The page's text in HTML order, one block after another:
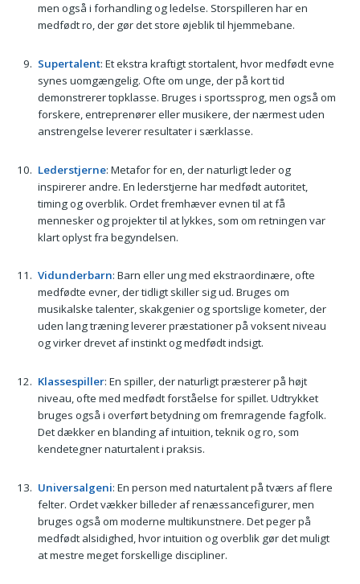
men også i forhandling og ledelse. Storspilleren har en
medfødt ro, der gør det store øjeblik til hjemmebane.
Supertalent: Et ekstra kraftigt stortalent, hvor medfødt evne
synes uomgængelig. Ofte om unge, der på kort tid
demonstrerer topklasse. Bruges i sportssprog, men også om
forskere, entreprenører eller musikere, der nærmest uden
anstrengelse leverer resultater i særklasse.
Lederstjerne: Metafor for en, der naturligt leder og
inspirerer andre. En lederstjerne har medfødt autoritet,
timing og overblik. Ordet fremhæver evnen til at få
mennesker og projekter til at lykkes, som om retningen var
klart oplyst fra begyndelsen.
Vidunderbarn: Barn eller ung med ekstraordinære, ofte
medfødte evner, der tidligt skiller sig ud. Bruges om
musikalske talenter, skakgenier og sportslige kometer, der
uden lang træning leverer præstationer på voksent niveau
og virker drevet af instinkt og medfødt indsigt.
Klassespiller: En spiller, der naturligt præsterer på højt
niveau, ofte med medfødt forståelse for spillet. Udtrykket
bruges også i overført betydning om fremragende fagfolk.
Det dækker en blanding af intuition, teknik og ro, som
kendetegner naturtalent i praksis.
Universalgeni: En person med naturtalent på tværs af flere
felter. Ordet vækker billeder af renæssancefigurer, men
bruges også om moderne multikunstnere. Det peger på
medfødt alsidighed, hvor intuition og overblik gør det muligt
at mestre meget forskellige discipliner.